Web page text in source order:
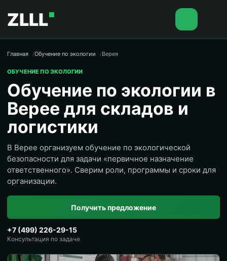
ZLLL
Главная Обучение по экологии Верея
ОБУЧЕНИЕ ПО ЭКОЛОГИИ
Обучение по экологии в
Верее для складов и
логистики
В Верее организуем обучение по экологической
безопасности для задачи «первичное назначение
ответственного». Сверим роли, программы и сроки для
организации.
Получить предложение
+7 (499) 226-29-15
Консультация по задаче